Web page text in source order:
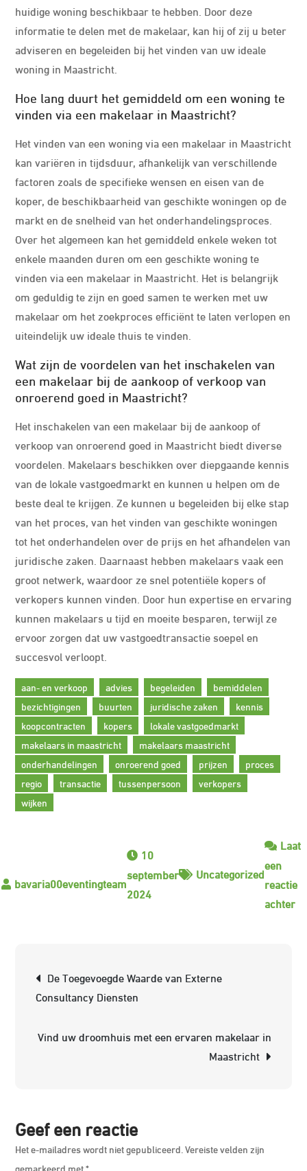
huidige woning beschikbaar te hebben. Door deze
informatie te delen met de makelaar, kan hij of zij u beter
adviseren en begeleiden bij het vinden van uw ideale
woning in Maastricht.
Hoe lang duurt het gemiddeld om een woning te
vinden via een makelaar in Maastricht?
Het vinden van een woning via een makelaar in Maastricht
kan variëren in tijdsduur, afhankelijk van verschillende
factoren zoals de specifieke wensen en eisen van de
koper, de beschikbaarheid van geschikte woningen op de
markt en de snelheid van het onderhandelingsproces.
Over het algemeen kan het gemiddeld enkele weken tot
enkele maanden duren om een geschikte woning te
vinden via een makelaar in Maastricht. Het is belangrijk
om geduldig te zijn en goed samen te werken met uw
makelaar om het zoekproces efficiënt te laten verlopen en
uiteindelijk uw ideale thuis te vinden.
Wat zijn de voordelen van het inschakelen van
een makelaar bij de aankoop of verkoop van
onroerend goed in Maastricht?
Het inschakelen van een makelaar bij de aankoop of
verkoop van onroerend goed in Maastricht biedt diverse
voordelen. Makelaars beschikken over diepgaande kennis
van de lokale vastgoedmarkt en kunnen u helpen om de
beste deal te krijgen. Ze kunnen u begeleiden bij elke stap
van het proces, van het vinden van geschikte woningen
tot het onderhandelen over de prijs en het afhandelen van
juridische zaken. Daarnaast hebben makelaars vaak een
groot netwerk, waardoor ze snel potentiële kopers of
verkopers kunnen vinden. Door hun expertise en ervaring
kunnen makelaars u tijd en moeite besparen, terwijl ze
ervoor zorgen dat uw vastgoedtransactie soepel en
succesvol verloopt.
aan- en verkoop advies begeleiden
bemiddelen
bezichtigingen
buurten juridische zaken
kennis
koopcontracten
kopers
lokale vastgoedmarkt
makelaars in maastricht
makelaars maastricht
onderhandelingen
onroerend goed prijzen
proces
regio
transactie tussenpersoon
verkopers
wijken
10
september
2024
Uncategorized
Laat
een
reactie
achterop
De Toegevoegde Waarde van Externe
Consultancy Diensten
Vind uw droomhuis met een ervaren makelaar in
Maastricht
Geef een reactie
Het e-mailadres wordt niet gepubliceerd. Vereiste velden zijn
gemarkeerd met*